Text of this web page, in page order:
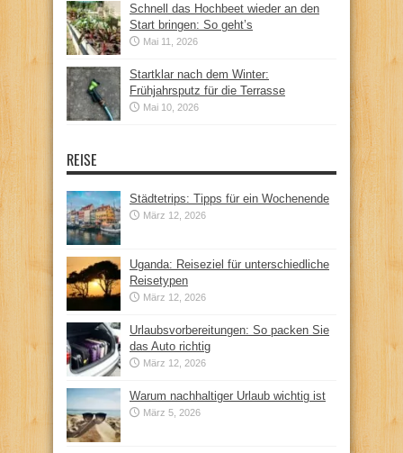
Schnell das Hochbeet wieder an den
Start bringen: So geht’s
Mai 11, 2026
Startklar nach dem Winter:
Frühjahrsputz für die Terrasse
Mai 10, 2026
REISE
Städtetrips: Tipps für ein Wochenende
März 12, 2026
Uganda: Reiseziel für unterschiedliche
Reisetypen
März 12, 2026
Urlaubsvorbereitungen: So packen Sie
das Auto richtig
März 12, 2026
Warum nachhaltiger Urlaub wichtig ist
März 5, 2026